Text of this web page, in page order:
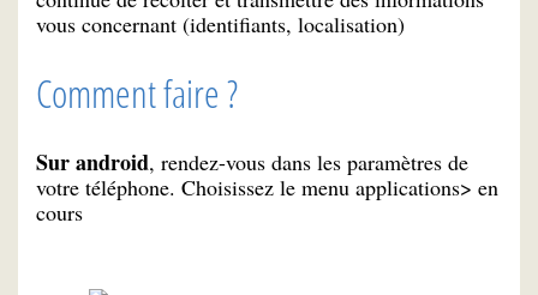
vous concernant (identifiants, localisation)
Comment faire ?
Sur android, rendez-vous dans les paramètres de
votre téléphone. Choisissez le menu applications> en
cours